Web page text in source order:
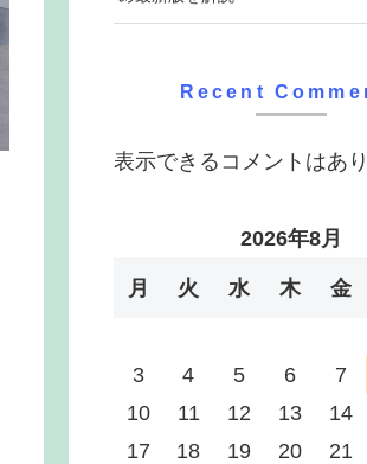
Recent
表示できるコメントはあり
2026年8月
月 火 水 木 金
3
4 5 6 7
10
11 12 13 14
17
18 19 20 21